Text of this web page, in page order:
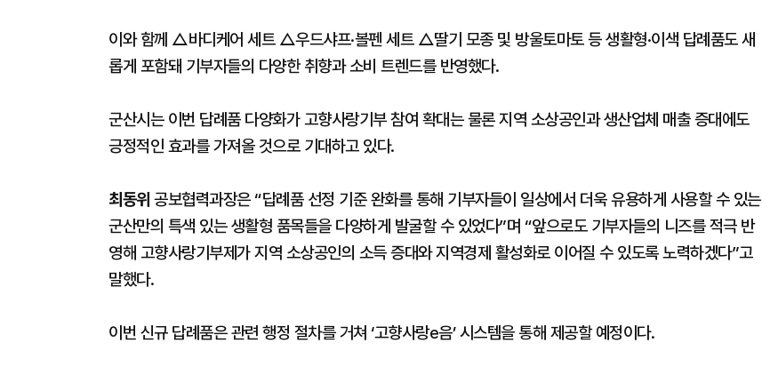
이와 함께 △바디케어 세트 △우드샤프·볼펜 세트 △딸기 모종 및 방울토마토 등 생활형·이색 답례품도 새
롭게 포함돼 기부자들의 다양한 취향과 소비 트렌드를 반영했다.
군산시는 이번 답례품 다양화가 고향사랑기부 참여 확대는 물론 지역 소상공인과 생산업체 매출 증대에도
긍정적인 효과를 가져올 것으로 기대하고 있다.
최동위 공보협력과장은 “답례품 선정 기준 완화를 통해 기부자들이 일상에서 더욱 유용하게 사용할 수 있는
군산만의 특색 있는 생활형 품목들을 다양하게 발굴할 수 있었다”며 “앞으로도 기부자들의 니즈를 적극 반
영해 고향사랑기부제가 지역 소상공인의 소득 증대와 지역경제 활성화로 이어질 수 있도록 노력하겠다”고
말했다.
이번 신규 답례품은 관련 행정 절차를 거쳐 ‘고향사랑e음’ 시스템을 통해 제공할 예정이다.